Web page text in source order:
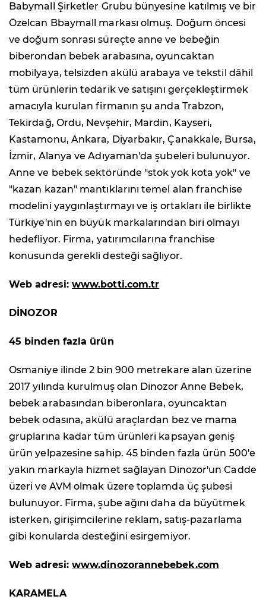
Babymall Şirketler Grubu bünyesine katılmış ve bir
Özelcan Bbaymall markası olmuş. Doğum öncesi
ve doğum sonrası süreçte anne ve bebeğin
biberondan bebek arabasına, oyuncaktan
mobilyaya, telsizden akülü arabaya ve tekstil dâhil
tüm ürünlerin tedarik ve satışını gerçekleştirmek
amacıyla kurulan firmanın şu anda Trabzon,
Tekirdağ, Ordu, Nevşehir, Mardin, Kayseri,
Kastamonu, Ankara, Diyarbakır, Çanakkale, Bursa,
İzmir, Alanya ve Adıyaman'da şubeleri bulunuyor.
Anne ve bebek sektöründe "stok yok kota yok" ve
"kazan kazan" mantıklarını temel alan franchise
modelini yaygınlaştırmayı ve iş ortakları ile birlikte
Türkiye'nin en büyük markalarından biri olmayı
hedefliyor. Firma, yatırımcılarına franchise
konusunda gerekli desteği sağlıyor.
Web adresi: www.botti.com.tr
DİNOZOR
45 binden fazla ürün
Osmaniye ilinde 2 bin 900 metrekare alan üzerine
2017 yılında kurulmuş olan Dinozor Anne Bebek,
bebek arabasından biberonlara, oyuncaktan
bebek odasına, akülü araçlardan bez ve mama
gruplarına kadar tüm ürünleri kapsayan geniş
ürün yelpazesine sahip. 45 binden fazla ürün 500'e
yakın markayla hizmet sağlayan Dinozor'un Cadde
üzeri ve AVM olmak üzere toplamda üç şubesi
bulunuyor. Firma, şube ağını daha da büyütmek
isterken, girişimcilerine reklam, satış-pazarlama
gibi konularda desteğini esirgemiyor.
Web adresi: www.dinozorannebebek.com
KARAMELA